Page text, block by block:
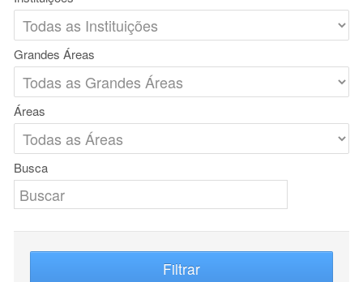
Grandes Áreas
Áreas
Busca
Filtrar